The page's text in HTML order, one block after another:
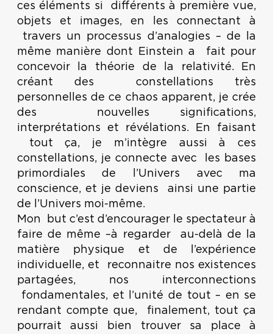
ces éléments si différents à première vue,
objets et images, en les connectant à
travers un processus d’analogies – de la
même manière dont Einstein a fait pour
concevoir la théorie de la relativité. En
créant des constellations très
personnelles de ce chaos apparent, je crée
des nouvelles significations,
interprétations et révélations. En faisant
tout ça, je m’intègre aussi à ces
constellations, je connecte avec les bases
primordiales de l’Univers avec ma
conscience, et je deviens ainsi une partie
de l’Univers moi-même.
Mon but c’est d’encourager le spectateur à
faire de même –à regarder au-delà de la
matière physique et de l’expérience
individuelle, et reconnaitre nos existences
partagées, nos interconnections
fondamentales, et l’unité de tout – en se
rendant compte que, finalement, tout ça
pourrait aussi bien trouver sa place à